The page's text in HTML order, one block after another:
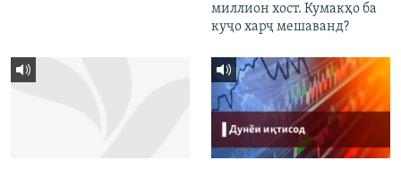
миллион хост. Кумакҳо ба
куҷо харҷ мешаванд?